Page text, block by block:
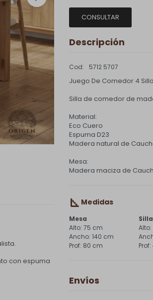
con espuma
CONSULTAR
Descripción
5712 5707
Juego De Comedor 4
Silla de comedor de
Material:
Eco Cuero
Espuma D23
Madera natural de
Mesa:
Madera maciza de
Medidas
Mesa
75 cm
140 cm
80 cm
Silla
Envíos